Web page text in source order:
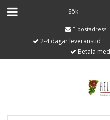
E-postadress:
2-4 dagar leveranstid
Betala